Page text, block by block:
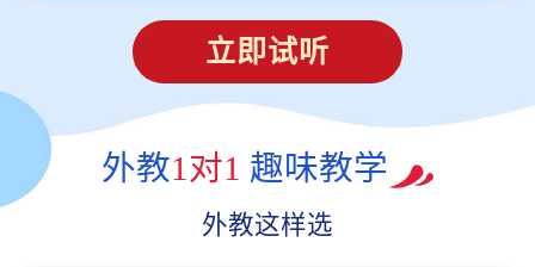
立即试听
外教1对1 趣味教学
外教这样选